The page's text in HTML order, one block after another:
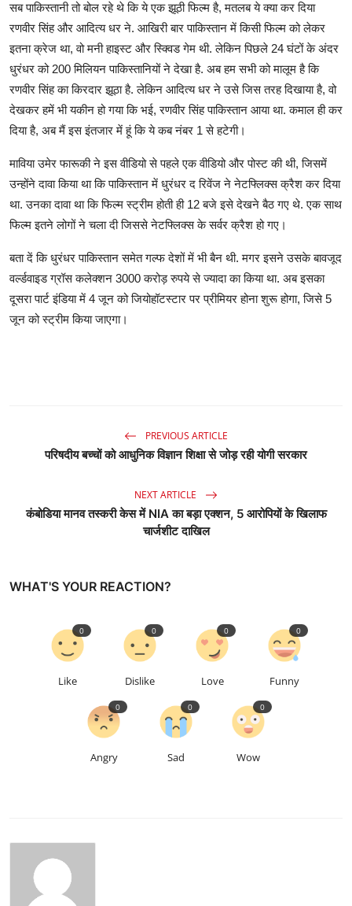
सब पाकिस्तानी तो बोल रहे थे कि ये एक झूठी फिल्म है, मतलब ये क्या कर दिया
रणवीर सिंह और आदित्य धर ने. आखिरी बार पाकिस्तान में किसी फिल्म को लेकर
इतना क्रेज था, वो मनी हाइस्ट और स्क्विड गेम थी. लेकिन पिछले 24 घंटों के अंदर
धुरंधर को 200 मिलियन पाकिस्तानियों ने देखा है. अब हम सभी को मालूम है कि
रणवीर सिंह का किरदार झूठा है. लेकिन आदित्य धर ने उसे जिस तरह दिखाया है, वो
देखकर हमें भी यकीन हो गया कि भई, रणवीर सिंह पाकिस्तान आया था. कमाल ही कर
दिया है, अब मैं इस इंतजार में हूं कि ये कब नंबर 1 से हटेगी।
माविया उमेर फारूकी ने इस वीडियो से पहले एक वीडियो और पोस्ट की थी, जिसमें
उन्होंने दावा किया था कि पाकिस्तान में धुरंधर द रिवेंज ने नेटफ्लिक्स क्रैश कर दिया
था. उनका दावा था कि फिल्म स्ट्रीम होती ही 12 बजे इसे देखने बैठ गए थे. एक साथ
फिल्म इतने लोगों ने चला दी जिससे नेटफ्लिक्स के सर्वर क्रैश हो गए।
बता दें कि धुरंधर पाकिस्तान समेत गल्फ देशों में भी बैन थी. मगर इसने उसके बावजूद
वर्ल्डवाइड ग्रॉस कलेक्शन 3000 करोड़ रुपये से ज्यादा का किया था. अब इसका
दूसरा पार्ट इंडिया में 4 जून को जियोहॉटस्टार पर प्रीमियर होना शुरू होगा, जिसे 5
जून को स्ट्रीम किया जाएगा।
PREVIOUS ARTICLE
परिषदीय बच्चों को आधुनिक विज्ञान शिक्षा से जोड़ रही योगी सरकार
NEXT ARTICLE
कंबोडिया मानव तस्करी केस में NIA का बड़ा एक्शन, 5 आरोपियों के खिलाफ
चार्जशीट दाखिल
WHAT'S YOUR REACTION?
Like
0
Dislike
0
Love
0
Funny
0
Angry
0
Sad
0
Wow
0